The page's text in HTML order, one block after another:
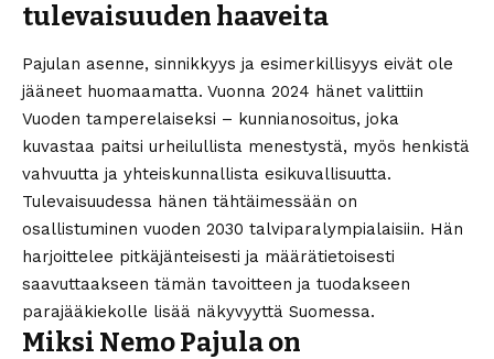
tulevaisuuden haaveita
Pajulan asenne, sinnikkyys ja esimerkillisyys eivät ole
jääneet huomaamatta. Vuonna 2024 hänet valittiin
Vuoden tamperelaiseksi – kunnianosoitus, joka
kuvastaa paitsi urheilullista menestystä, myös henkistä
vahvuutta ja yhteiskunnallista esikuvallisuutta.
Tulevaisuudessa hänen tähtäimessään on
osallistuminen vuoden 2030 talviparalympialaisiin. Hän
harjoittelee pitkäjänteisesti ja määrätietoisesti
saavuttaakseen tämän tavoitteen ja tuodakseen
parajääkiekolle lisää näkyvyyttä Suomessa.
Miksi Nemo Pajula on